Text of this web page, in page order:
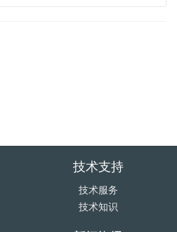
技术支持
技术服务
技术知识